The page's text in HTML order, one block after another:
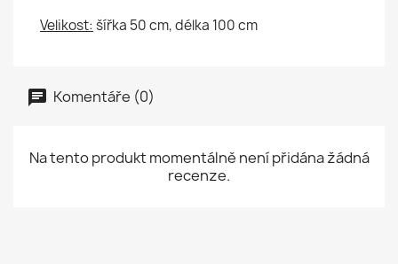
Velikost: šířka 50 cm, délka 100 cm
Komentáře (0)
Na tento produkt momentálně není přidána žádná
recenze.